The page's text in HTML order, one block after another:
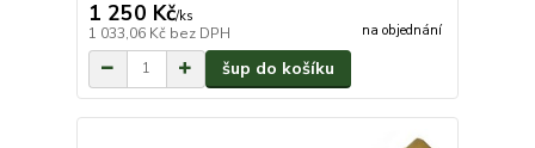
1 250 Kč/ks
1 033,06 Kč bez DPH na objednání
šup do košíku